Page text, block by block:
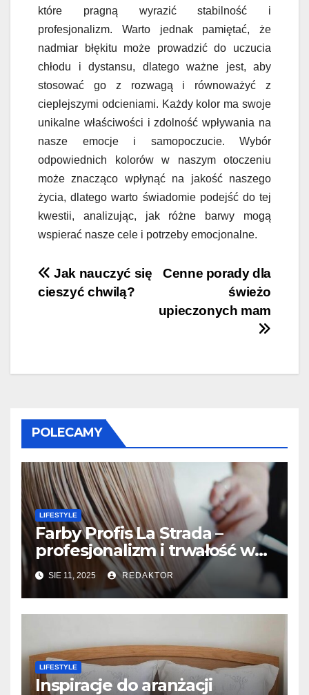
które pragną wyrazić stabilność i
profesjonalizm. Warto jednak pamiętać, że
nadmiar błękitu może prowadzić do uczucia
chłodu i dystansu, dlatego ważne jest, aby
stosować go z rozwagą i równoważyć z
cieplejszymi odcieniami. Każdy kolor ma swoje
unikalne właściwości i zdolność wpływania na
nasze emocje i samopoczucie. Wybór
odpowiednich kolorów w naszym otoczeniu
może znacząco wpłynąć na jakość naszego
życia, dlatego warto świadomie podejść do tej
kwestii, analizując, jak różne barwy mogą
wspierać nasze cele i potrzeby emocjonalne.
Nawigacja
wpisu
Cenne porady dla
świeżo
upieczonych mam
Jak nauczyć się
cieszyć chwilą?
POLECAMY
LIFESTYLE
Farby Profis La Strada –
profesjonalizm i trwałość w
koloryzacji
SIE 11, 2025 REDAKTOR
LIFESTYLE
Inspiracje do aranżacji